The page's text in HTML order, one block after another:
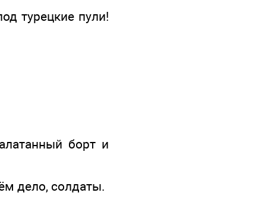
турецкие пули!
борт и
дело, солдаты.